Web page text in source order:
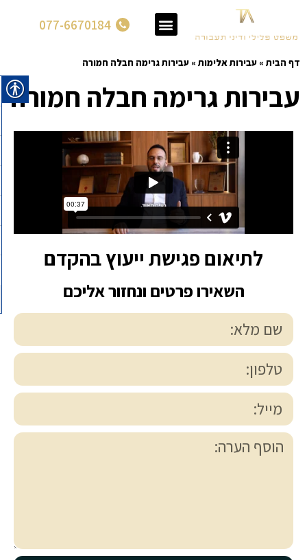
077-6670184
דף הבית » עבירות אלימות » עבירות גרימה חבלה חמורה
עבירות גרימה חבלה חמורה
לתיאום פגישת ייעוץ בהקדם
השאירו פרטים ונחזור אליכם